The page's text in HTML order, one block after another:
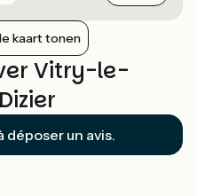
kaart tonen
Vitry-le-
déposer un avis.